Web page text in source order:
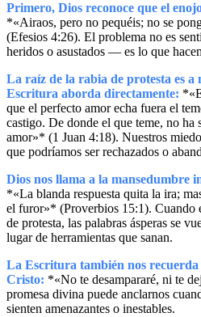
Primero, Dios reconoce que el
*«Airaos, pero no pequéis; no se
(Efesios 4:26). El problema no es
heridos o asustados — es lo que
La raíz de la rabia de protesta es a
Escritura aborda directamente:
que el perfecto amor echa fuera el
castigo. De donde el que teme, no ha
amor»* (1 Juan 4:18). Nuestros
que podríamos ser rechazados o
Dios nos llama a la mansedumbre
*«La blanda respuesta quita la ira;
el furor»* (Proverbios 15:1). Cuando
de protesta, las palabras ásperas se
lugar de herramientas que sanan.
La Escritura también nos recuerda
Cristo: *«No te desampararé, ni te
promesa divina puede anclarnos
sienten amenazantes o inestables.